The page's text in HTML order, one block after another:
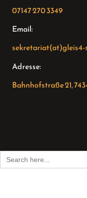
07147 270 3349
Email:
sekretariat(at)gleis4-
Adresse:
Bahnhofstraße 21,
Search
for: